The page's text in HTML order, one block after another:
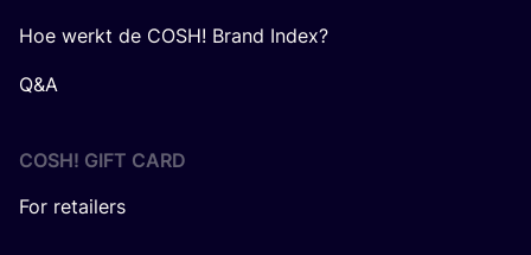
Hoe werkt de COSH! Brand Index?
Q&A
COSH! GIFT CARD
For retailers